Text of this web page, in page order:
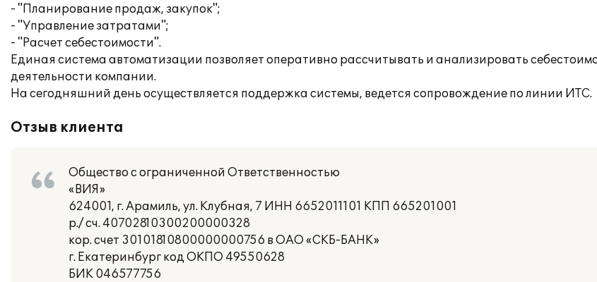
- "Планирование продаж, закупок";
- "Управление затратами";
- "Расчет себестоимости".
Единая система автоматизации позволяет оперативно рассчитывать и анализировать
деятельности компании.
На сегодняшний день осуществляется поддержка системы, ведется сопровождение по линии ИТС.
Отзыв клиента
Общество с ограниченной Ответственностью
«ВИЯ»
624001, г. Арамиль, ул. Клубная, 7 ИНН 6652011101 КПП 665201001
р./ сч. 40702810300200000328
кор. счет 30101810800000000756 в ОАО «СКБ-БАНК»
г. Екатеринбург код ОКПО 49550628
БИК 046577756